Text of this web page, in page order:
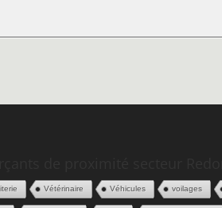
Vétérinaire Véhicules voilages